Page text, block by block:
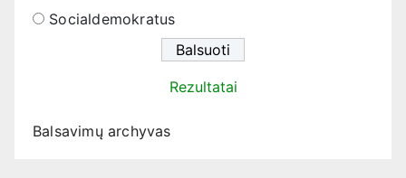
Socialdemokratus
Rezultatai
Balsavimų archyvas